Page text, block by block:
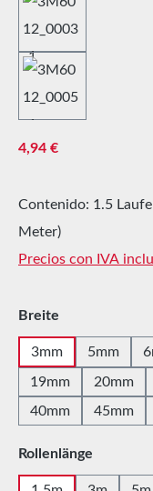
Precio normal:
4,94 €
Contenido: 1.5
Meter)
Precios con IVA
Seleccione
Breite
3mm 5mm
19mm 20mm
40mm
45mm
Seleccione
Rollenlänge